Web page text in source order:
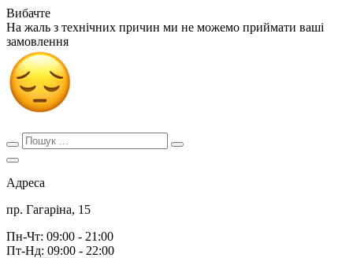
Вибачте
На жаль з технічних причин ми не можемо приймати ваші
замовлення
Адреса
пр. Гагаріна, 15
Пн-Чт: 09:00 - 21:00
Пт-Нд: 09:00 - 22:00